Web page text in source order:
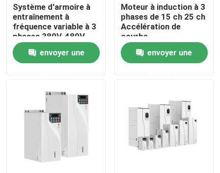
Nous contacter
Nouvelles
commande variable de fréquence de vfd
Convertisseur de fréquence variable
Système d'armoire à
entraînement à
fréquence variable à 3
phases 380V-480V
Vfd pour grue
envoyer une
Moteur à induction à 3
phases de 15 ch 25 ch
Accélération de
courbe
envoyer une